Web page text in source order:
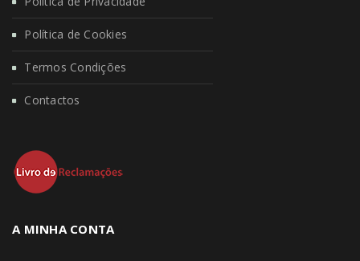
Política de Cookies
Termos Condições
Contactos
A MINHA CONTA